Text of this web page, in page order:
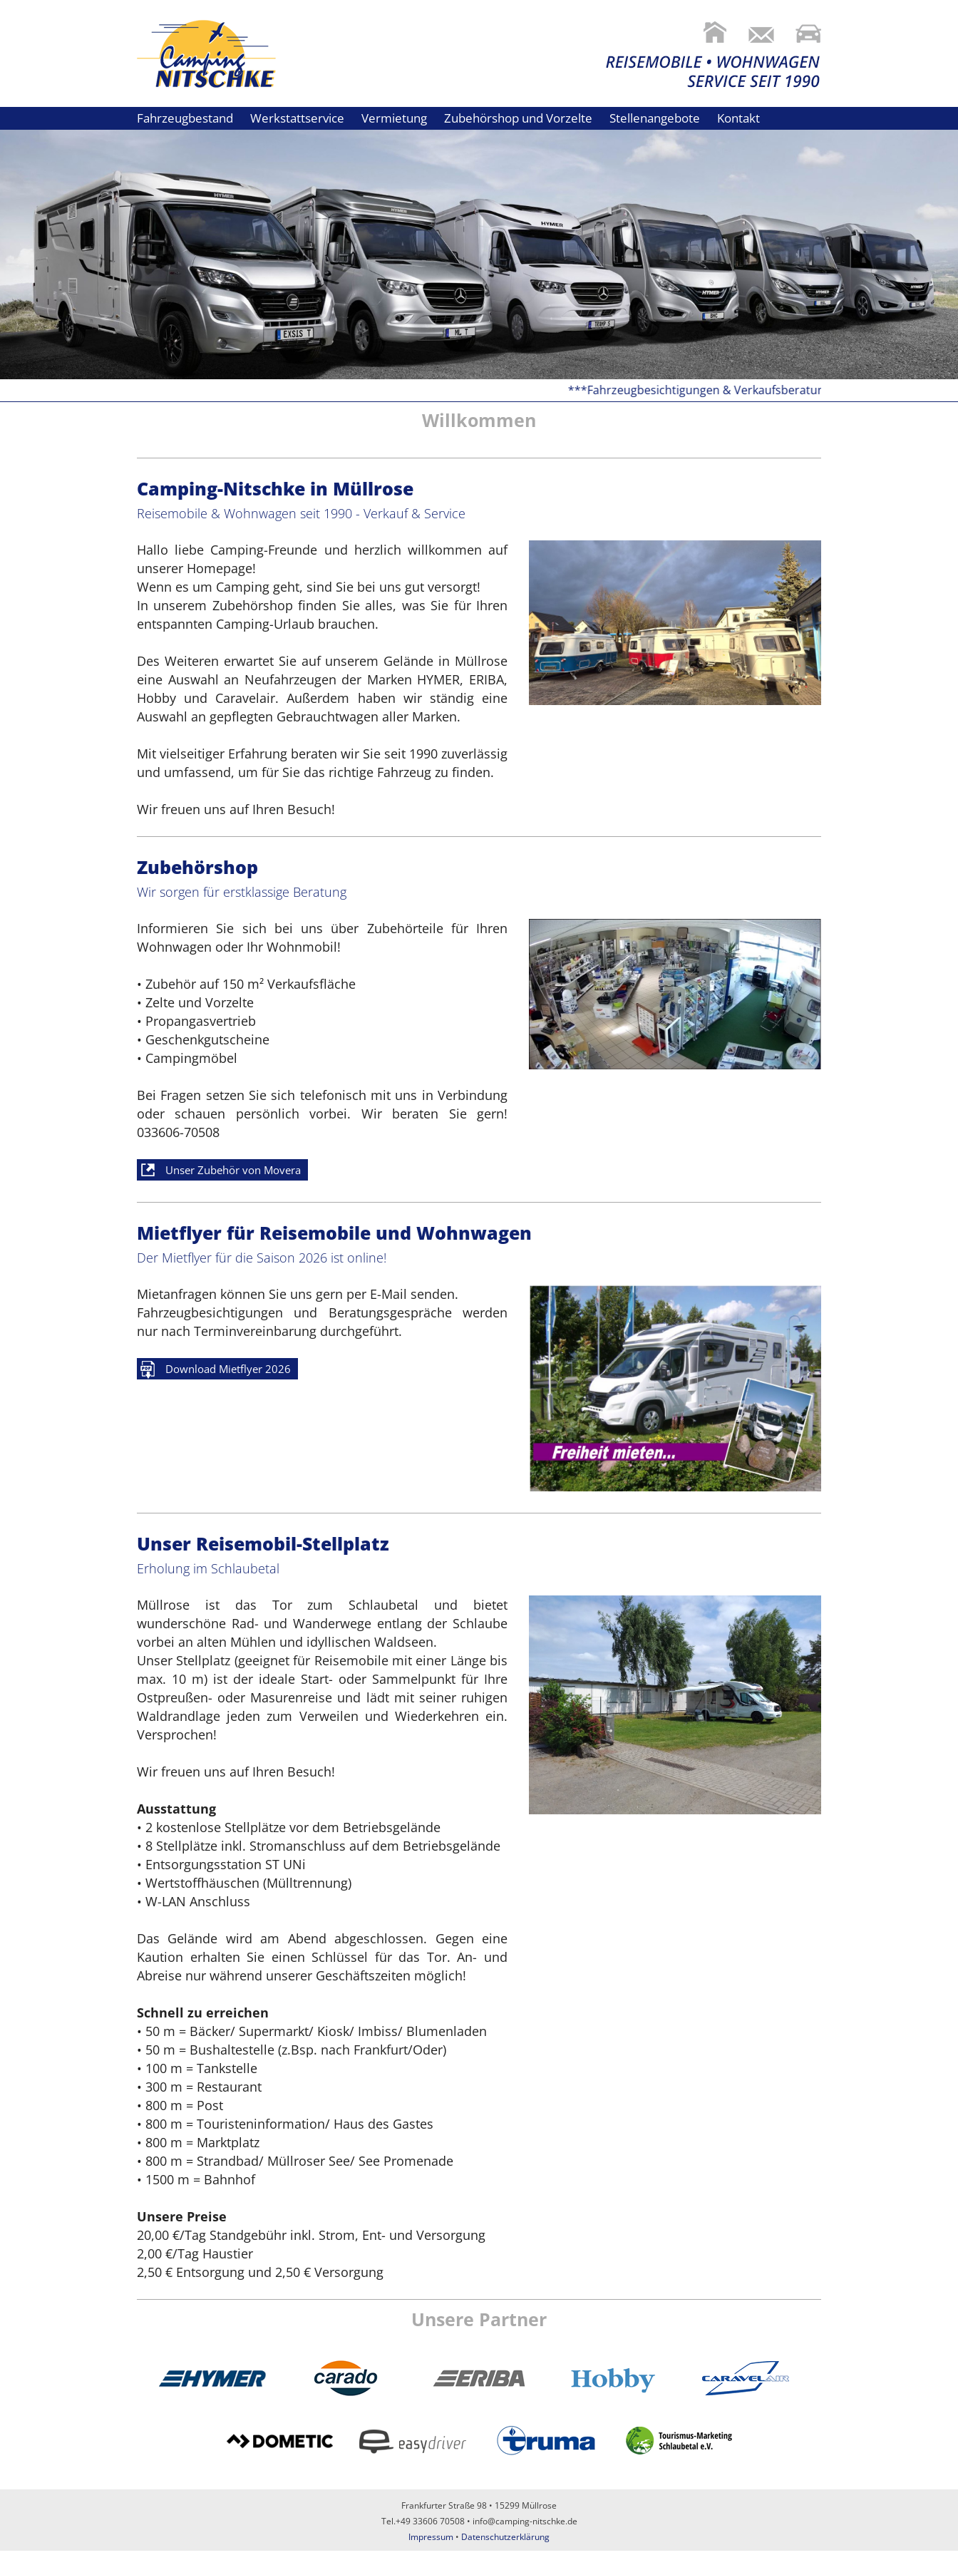
Fahrzeugbestand Werkstattservice Vermietung Zubehörshop und Vorzelte Stellenangebote Kontakt
***Fahrzeugbesichtigungen & Verkaufsberatungen grundsätzlich nur nach
Willkommen
Camping-Nitschke in Müllrose
Reisemobile & Wohnwagen seit 1990 - Verkauf & Service
Hallo liebe Camping-Freunde und herzlich willkommen auf
unserer Homepage!
Wenn es um Camping geht, sind Sie bei uns gut versorgt!
In unserem Zubehörshop finden Sie alles, was Sie für Ihren
entspannten Camping-Urlaub brauchen.
Des Weiteren erwartet Sie auf unserem Gelände in Müllrose
eine Auswahl an Neufahrzeugen der Marken HYMER, ERIBA,
Hobby und Caravelair. Außerdem haben wir ständig eine
Auswahl an gepflegten Gebrauchtwagen aller Marken.
Mit vielseitiger Erfahrung beraten wir Sie seit 1990 zuverlässig
und umfassend, um für Sie das richtige Fahrzeug zu finden.
Wir freuen uns auf Ihren Besuch!
Zubehörshop
Wir sorgen für erstklassige Beratung
Informieren Sie sich bei uns über Zubehörteile für Ihren
Wohnwagen oder Ihr Wohnmobil!
• Zubehör auf 150 m² Verkaufsfläche
• Zelte und Vorzelte
• Propangasvertrieb
• Geschenkgutscheine
• Campingmöbel
Bei Fragen setzen Sie sich telefonisch mit uns in Verbindung
oder schauen persönlich vorbei. Wir beraten Sie gern!
033606-70508
Unser Zubehör von Movera
Mietflyer für Reisemobile und Wohnwagen
Der Mietflyer für die Saison 2026 ist online!
Mietanfragen können Sie uns gern per E-Mail senden.
Fahrzeugbesichtigungen und Beratungsgespräche werden
nur nach Terminvereinbarung durchgeführt.
Download Mietflyer 2026
Unser Reisemobil-Stellplatz
Erholung im Schlaubetal
Müllrose ist das Tor zum Schlaubetal und bietet
wunderschöne Rad- und Wanderwege entlang der Schlaube
vorbei an alten Mühlen und idyllischen Waldseen.
Unser Stellplatz (geeignet für Reisemobile mit einer Länge bis
max. 10 m) ist der ideale Start- oder Sammelpunkt für Ihre
Ostpreußen- oder Masurenreise und lädt mit seiner ruhigen
Waldrandlage jeden zum Verweilen und Wiederkehren ein.
Versprochen!
Wir freuen uns auf Ihren Besuch!
Ausstattung
• 2 kostenlose Stellplätze vor dem Betriebsgelände
• 8 Stellplätze inkl. Stromanschluss auf dem Betriebsgelände
• Entsorgungsstation ST UNi
• Wertstoffhäuschen (Mülltrennung)
• W-LAN Anschluss
Das Gelände wird am Abend abgeschlossen. Gegen eine
Kaution erhalten Sie einen Schlüssel für das Tor. An- und
Abreise nur während unserer Geschäftszeiten möglich!
Schnell zu erreichen
• 50 m = Bäcker/ Supermarkt/ Kiosk/ Imbiss/ Blumenladen
• 50 m = Bushaltestelle (z.Bsp. nach Frankfurt/Oder)
• 100 m = Tankstelle
• 300 m = Restaurant
• 800 m = Post
• 800 m = Touristeninformation/ Haus des Gastes
• 800 m = Marktplatz
• 800 m = Strandbad/ Müllroser See/ See Promenade
• 1500 m = Bahnhof
Unsere Preise
20,00 €/Tag Standgebühr inkl. Strom, Ent- und Versorgung
2,00 €/Tag Haustier
2,50 € Entsorgung und 2,50 € Versorgung
Unsere Partner
Frankfurter Straße 98 • 15299 Müllrose
Tel.+49 33606 70508 • info@camping-nitschke.de
Impressum • Datenschutzerklärung